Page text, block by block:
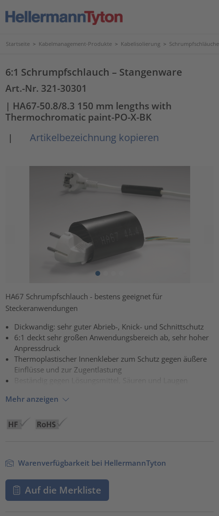
Startseite > Kabelmanagement-Produkte > Kabelisolierung > Schrumpfschläuche
6:1 Schrumpfschlauch – Stangenware
Art.-Nr. 321-30301
| HA67-50.8/8.3 150 mm lengths with
Thermochromatic paint-PO-X-BK
|
Artikelbezeichnung kopieren
HA67 Schrumpfschlauch - bestens geeignet für
Steckeranwendungen
Dickwandig: sehr guter Abrieb-, Knick- und Schnittschutz
6:1 deckt sehr großen Anwendungsbereich ab, sehr hoher
Anpressdruck
Thermoplastischer Innenkleber zum Schutz gegen äußere
Einflüsse und zur Zugentlastung
Mehr anzeigen
Warenverfügbarkeit bei HellermannTyton
Auf die Merkliste